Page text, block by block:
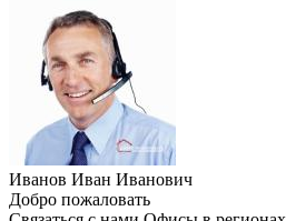
Иванов Иван Иванович
Добро пожаловать